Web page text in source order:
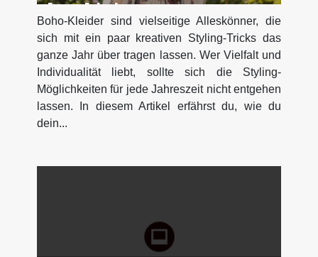
kombiniert
Boho-Kleider sind vielseitige Alleskönner, die
sich mit ein paar kreativen Styling-Tricks das
ganze Jahr über tragen lassen. Wer Vielfalt und
Individualität liebt, sollte sich die Styling-
Möglichkeiten für jede Jahreszeit nicht entgehen
lassen. In diesem Artikel erfährst du, wie du
dein...